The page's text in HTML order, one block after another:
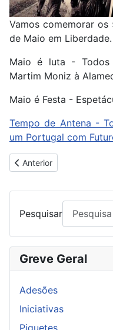
Vamos comemorar
de Maio em Liberdade.
Maio é luta - Todos
Martim Moniz à
Maio é Festa -
Tempo de Antena -
um Portugal com
Artigo anterior:
Anterior
Pesquisar
Greve Geral
Adesões
Iniciativas
Piquetes